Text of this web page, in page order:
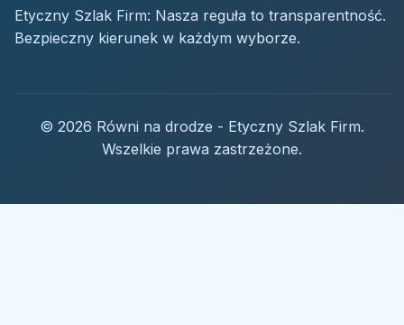
Etyczny Szlak Firm: Nasza reguła to transparentność.
Bezpieczny kierunek w każdym wyborze.
© 2026 Równi na drodze - Etyczny Szlak Firm.
Wszelkie prawa zastrzeżone.